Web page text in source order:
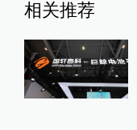
相关推荐